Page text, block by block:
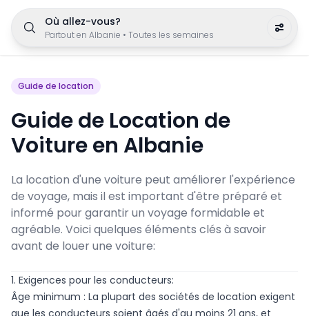
Où allez-vous?
Partout en Albanie • Toutes les semaines
Guide de location
Guide de Location de
Voiture en Albanie
La location d'une voiture peut améliorer l'expérience
de voyage, mais il est important d'être préparé et
informé pour garantir un voyage formidable et
agréable. Voici quelques éléments clés à savoir
avant de louer une voiture:
1. Exigences pour les conducteurs:
Âge minimum : La plupart des sociétés de location exigent
que les conducteurs soient âgés d'au moins 21 ans, et